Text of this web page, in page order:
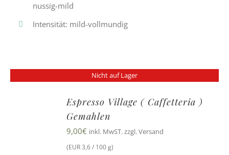
nussig-mild
Intensität: mild-vollmundig
Nicht auf Lager
Espresso Village ( Caffetteria )
Gemahlen
9,00€ inkl. MwST. zzgl. Versand
(EUR 3,6 / 100 g)